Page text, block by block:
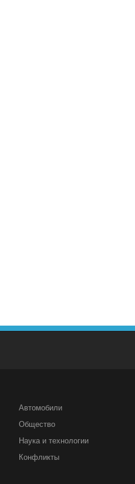
Автомобили
Общество
Наука и технологии
Конфликты